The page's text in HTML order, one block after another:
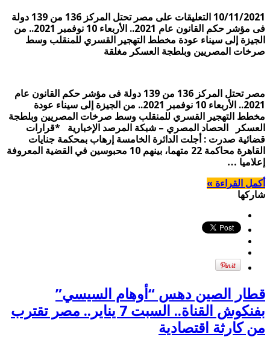
10/11/2021 التعليقات
على مصر تحتل المركز 136 من 139 دولة
فى مؤشر حكم القانون عام 2021.. الأربعاء 10 نوفمبر 2021.. من
الجيزة إلى سيناء عودة مخطط التهجير القسري للمنقلب وسط
صرخات المصريين وبلطجة العسكر مغلقة
مصر تحتل المركز 136 من 139 دولة فى مؤشر حكم القانون عام
2021.. الأربعاء 10 نوفمبر 2021.. من الجيزة إلى سيناء عودة
مخطط التهجير القسري للمنقلب وسط صرخات المصريين وبلطجة
العسكر الحصاد المصري – شبكة المرصد الإخبارية *قرارات
قضائية صدرت : أجلت الدائرة الخامسة إرهاب بمحكمة جنايات
القاهرة محاكمة 22 متهما، بينهم 10 محبوسين في القضية المعروفة
إعلاميا …
أكمل القراءة »
شاركها
قطار الصين دهس “أوهام السيسي”
بفنكوش القناة.. السبت 7 يناير.. مصر تقترب
من كارثة اقتصادية